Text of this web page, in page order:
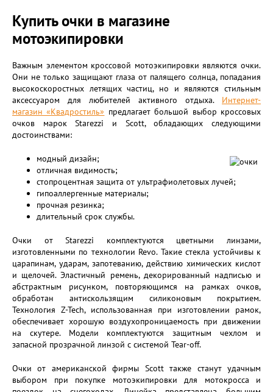
Купить очки в магазине
мотоэкипировки
Важным элементом кроссовой мотоэкипировки являются очки.
Они не только защищают глаза от палящего солнца, попадания
высокоскоростных летящих частиц, но и являются стильным
аксессуаром для любителей активного отдыха. Интернет-
магазин «Квадростиль» предлагает большой выбор кроссовых
очков марок Starezzi и Scott, обладающих следующими
достоинствами:
модный дизайн;
отличная видимость;
стопроцентная защита от ультрафиолетовых лучей;
гипоаллергенные материалы;
прочная резинка;
длительный срок службы.
Очки от Starezzi комплектуются цветными линзами,
изготовленными по технологии Revo. Такие стекла устойчивы к
царапинам, ударам, запотеванию, действию химических кислот
и щелочей. Эластичный ремень, декорированный надписью и
абстрактным рисунком, повторяющимся на рамках очков,
обработан антискользящим силиконовым покрытием.
Технология Z-Tech, использованная при изготовлении рамок,
обеспечивает хорошую воздухопроницаемость при движении
на скутере. Модели комплектуются защитным чехлом и
запасной прозрачной линзой с системой Tear-off.
Очки от американской фирмы Scott также станут удачным
выбором при покупке мотоэкипировки для мотокросса и